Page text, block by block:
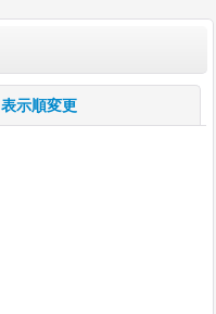
表示順変更